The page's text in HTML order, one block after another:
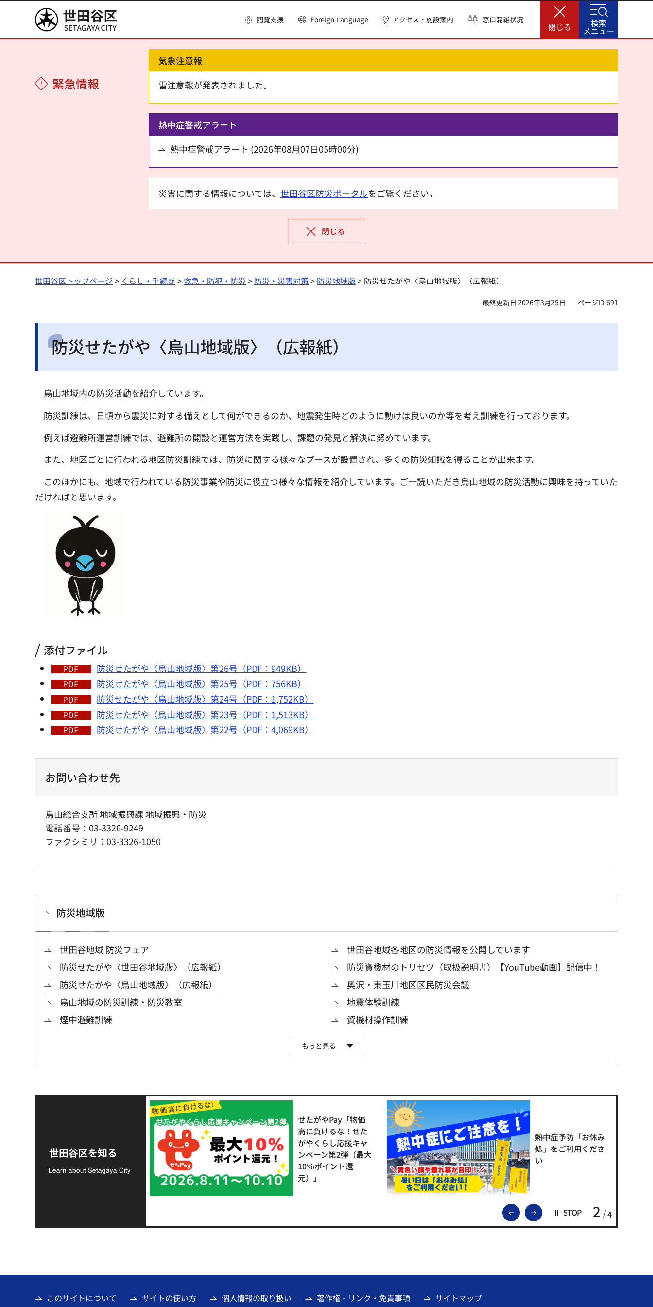
世田谷区 閲覧支援 Foreign Language アクセス・施設案内 窓口混雑状況
閉じる
緊急情報
気象注意報
雷注意報が発表されました。
熱中症警戒アラート
熱中症警戒アラート (2026年08月07日05時00分)
災害に関する情報については、 世田谷区防災ポータルをご覧ください。
閉じる
検索
メニュー
世田谷区トップページ > くらし・手続き >救急・防犯・防災 > 防災・災害対策> 防災地域版 > 防災せたがや〈烏山地域版〉（広報紙）
最終更新日 2026年3月25日 ページID 691
防災せたがや〈烏山地域版〉（広報紙）
烏山地域内の防災活動を紹介しています。
防災訓練は、日頃から震災に対する備えとして何ができるのか、地震発生時どのように動けば良いのか等を考え訓練を行っております。
例えば避難所運営訓練では、避難所の開設と運営方法を実践し、課題の発見と解決に努めています。
また、地区ごとに行われる地区防災訓練では、防災に関する様々なブースが設置され、多くの防災知識を得ることが出来ます。
このほかにも、地域で行われている防災事業や防災に役立つ様々な情報を紹介しています。ご一読いただき烏山地域の防災活動に興味を持っていた
だければと思います。
添付ファイル
防災せたがや〈烏山地域版〉第26号（PDF：949KB）
防災せたがや〈烏山地域版〉第25号（PDF：756KB）
防災せたがや〈烏山地域版〉第24号（PDF：1,752KB）
防災せたがや〈烏山地域版〉第23号（PDF：1,513KB）
防災せたがや〈烏山地域版〉第22号（PDF：4,069KB）
お問い合わせ先
烏山総合支所 地域振興課 地域振興・防災
電話番号：03-3326-9249
ファクシミリ：03-3326-1050
防災地域版
世田谷地域 防災フェア
世田谷地域各地区の防災情報を公開しています
防災せたがや〈世田谷地域版〉（広報紙）
防災資機材のトリセツ（取扱説明書）【YouTube動画】配信中！
防災せたがや〈烏山地域版〉（広報紙）
奥沢・東玉川地区区民防災会議
烏山地域の防災訓練・防災教室
地震体験訓練
煙中避難訓練
資機材操作訓練
もっと見る
世田谷区を知る
前のスライドを表示
次のスライドを表示
STOP 2 4
支援金の募集につい
て
せたがやPay「物価
高に負けるな！せた
がやくらし応援キャ
ンペーン第2弾（最大
10％ポイント還
元）」
熱中症予防「お休み
処」をご利用くださ
い
このサイトについて サイトの使い方 個人情報の取り扱い 著作権・リンク・免責事項 サイトマップ